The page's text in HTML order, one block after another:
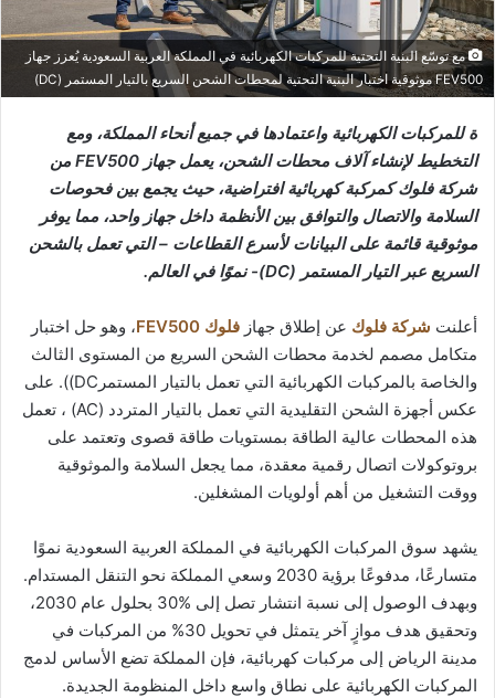
مع توسّع البنية التحتية للمركبات الكهربائية في المملكة العربية السعودية يُعزز جهاز
FEV500 موثوقية اختبار البنية التحتية لمحطات الشحن السريع بالتيار المستمر (DC)
ة للمركبات الكهربائية واعتمادها في جميع أنحاء المملكة، ومع
التخطيط لإنشاء آلاف محطات الشحن، يعمل جهاز FEV500 من
شركة فلوك كمركبة كهربائية افتراضية، حيث يجمع بين فحوصات
السلامة والاتصال والتوافق بين الأنظمة داخل جهاز واحد، مما يوفر
موثوقية قائمة على البيانات لأسرع القطاعات – التي تعمل بالشحن
السريع عبر التيار المستمر (DC)- نموًا في العالم.
أعلنت شركة فلوك عن إطلاق جهاز فلوك FEV500، وهو حل اختبار
متكامل مصمم لخدمة محطات الشحن السريع من المستوى الثالث
والخاصة بالمركبات الكهربائية التي تعمل بالتيار المستمرDC)). على
عكس أجهزة الشحن التقليدية التي تعمل بالتيار المتردد (AC) ، تعمل
هذه المحطات عالية الطاقة بمستويات طاقة قصوى وتعتمد على
بروتوكولات اتصال رقمية معقدة، مما يجعل السلامة والموثوقية
ووقت التشغيل من أهم أولويات المشغلين.
يشهد سوق المركبات الكهربائية في المملكة العربية السعودية نموًا
متسارعًا، مدفوعًا برؤية 2030 وسعي المملكة نحو التنقل المستدام.
وبهدف الوصول إلى نسبة انتشار تصل إلى %30 بحلول عام 2030،
وتحقيق هدف موازٍ آخر يتمثل في تحويل 30% من المركبات في
مدينة الرياض إلى مركبات كهربائية، فإن المملكة تضع الأساس لدمج
المركبات الكهربائية على نطاق واسع داخل المنظومة الجديدة.